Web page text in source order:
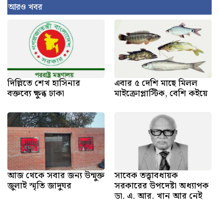
আরও খবর
দিল্লিতে শেখ হাসিনার
বক্তব্যে ক্ষুব্ধ ঢাকা
এবার ৫ দেশি মাছে মিলল
মাইক্রোপ্লাস্টিক, বেশি কইয়ে
আজ থেকে সবার জন্য উন্মুক্ত
জুলাই স্মৃতি জাদুঘর
সাবেক তত্ত্বাবধায়ক
সরকারের উপদেষ্টা অধ্যাপক
ডা. এ. আর. খান আর নেই